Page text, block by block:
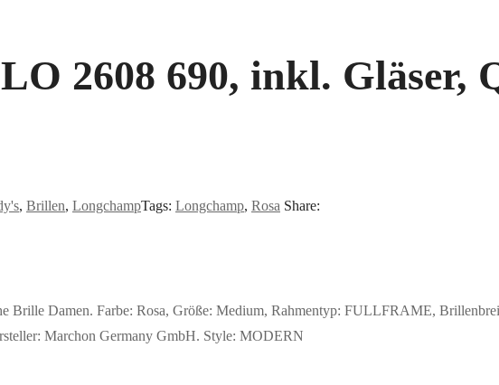
2608 690, inkl. Gläser,
, Brillen, LongchampTags: Longchamp, Rosa Share:
Brille Damen. Farbe: Rosa, Größe: Medium, Rahmentyp: FULLFRAME,
Marchon Germany GmbH. Style: MODERN